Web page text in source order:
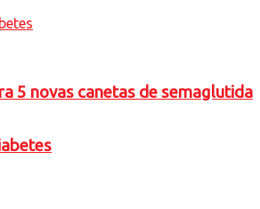
5 novas canetas de semaglutida